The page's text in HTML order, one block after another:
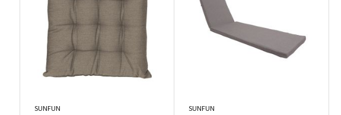
SUNFUN SUNFUN